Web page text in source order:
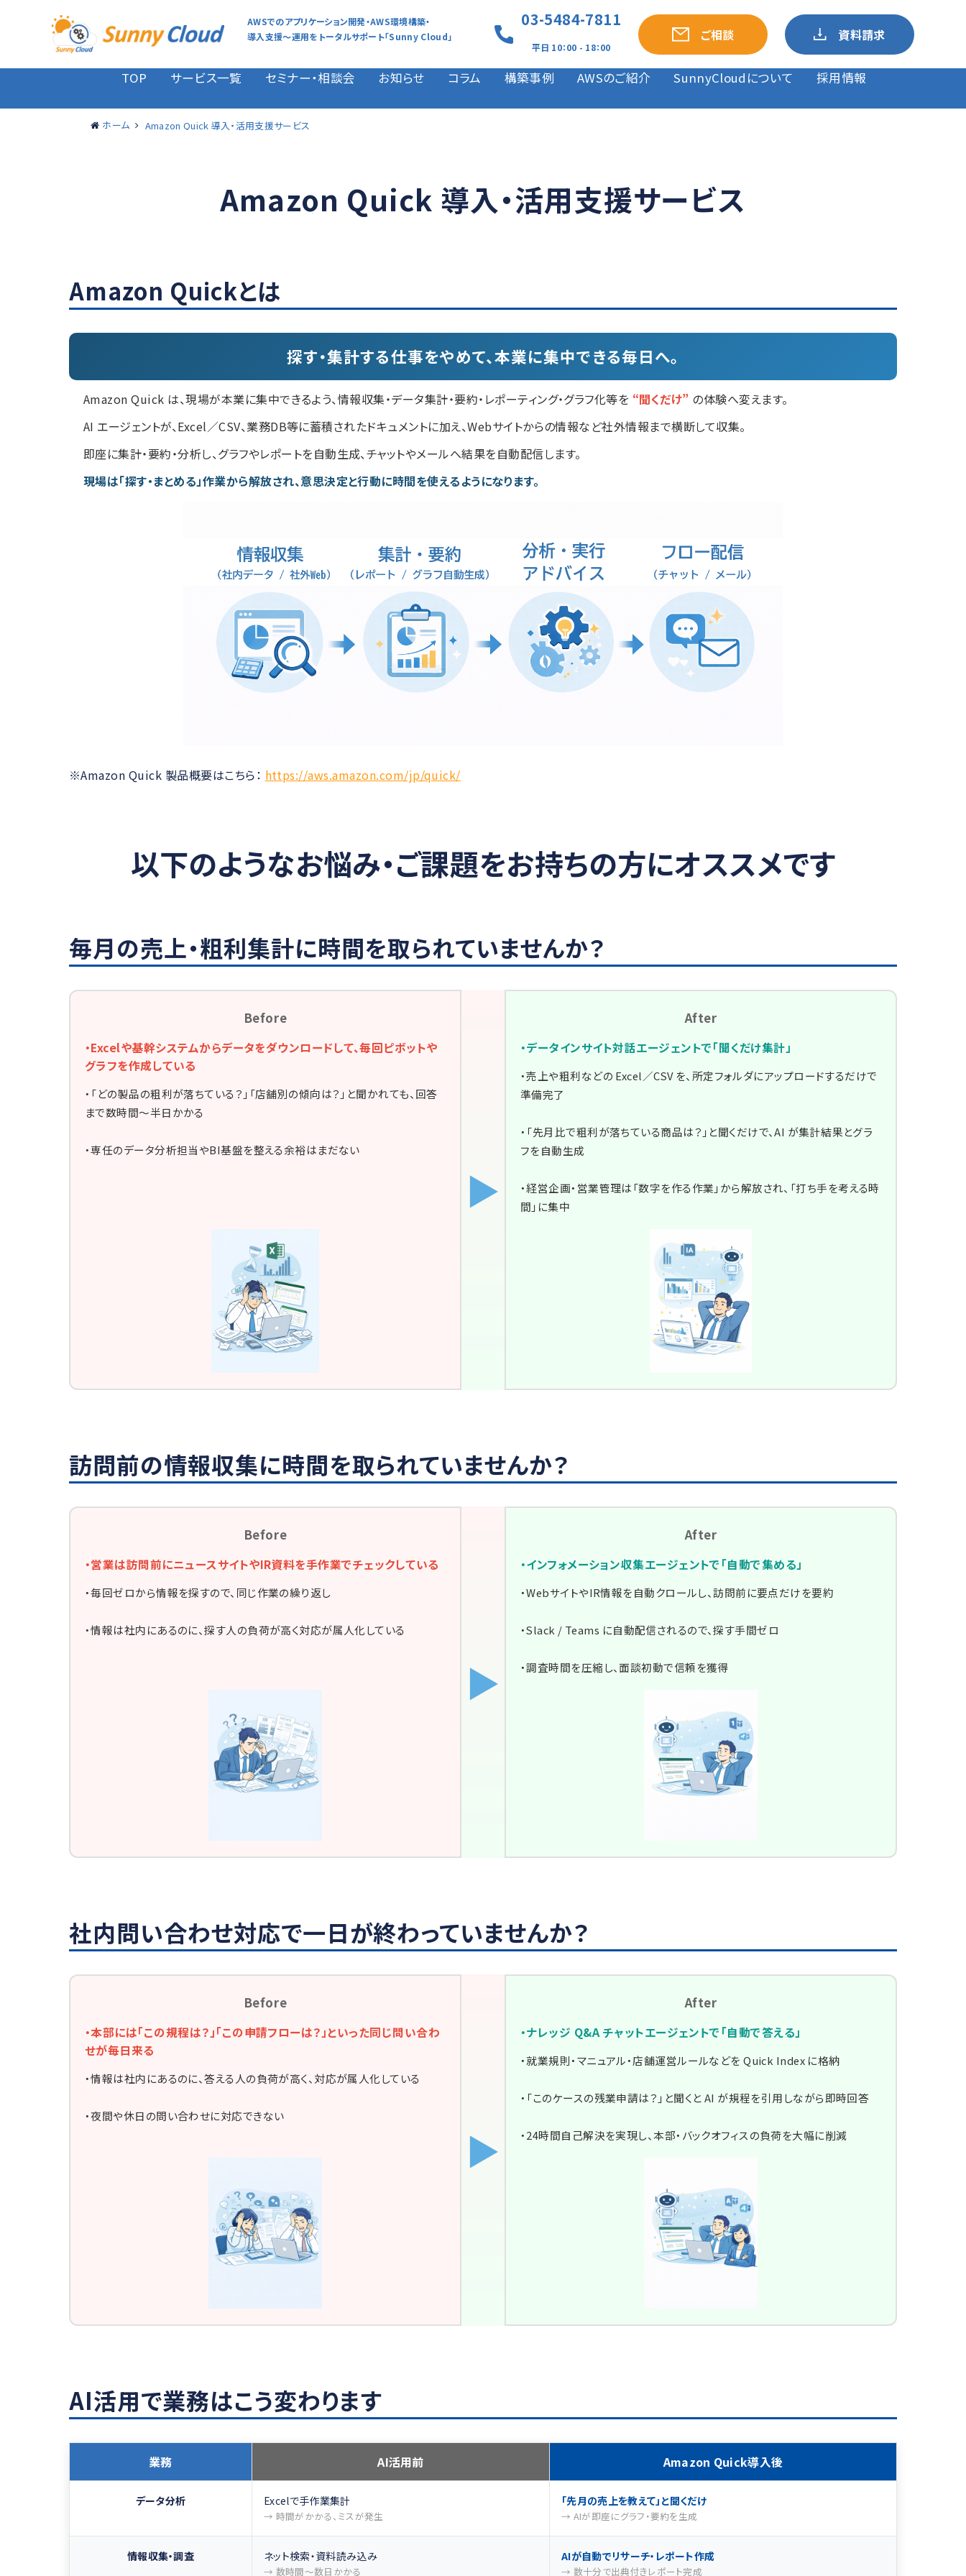
AWSでのアプリケーション開発・AWS環境構築・
導入支援～運用をトータルサポート「Sunny Cloud」
03-5484-7811
平日 10：00 - 18：00
ご相談 資料請求
TOP サービス一覧 セミナー・相談会 お知らせ コラム 構築事例 AWSのご紹介 SunnyCloudについて 採用情報
ホーム Amazon Quick 導入・活用支援サービス
Amazon Quick 導入・活用支援サービス
Amazon Quickとは
探す・集計する仕事をやめて、本業に集中できる毎日へ。
Amazon Quick は、現場が本業に集中できるよう、情報収集・データ集計・要約・レポーティング・グラフ化等を “聞くだけ” の体験へ変えます。
AI エージェントが、Excel／CSV、業務DB等に蓄積されたドキュメントに加え、Webサイトからの情報など社外情報まで横断して収集。
即座に集計・要約・分析し、グラフやレポートを自動生成、チャットやメールへ結果を自動配信します。
現場は「探す・まとめる」作業から解放され、意思決定と行動に時間を使えるようになります。
※Amazon Quick 製品概要はこちら： https://aws.amazon.com/jp/quick/
以下のようなお悩み・ご課題をお持ちの方にオススメです
毎月の売上・粗利集計に時間を取られていませんか？
Before
・Excelや基幹システムからデータをダウンロードして、毎回ピボットや
グラフを作成している
・「どの製品の粗利が落ちている？」「店舗別の傾向は？」と聞かれても、回答
まで数時間〜半日かかる
・専任のデータ分析担当やBI基盤を整える余裕はまだない
▶
After
・データインサイト対話エージェントで「聞くだけ集計」
・売上や粗利などの Excel／CSV を、所定フォルダにアップロードするだけで
準備完了
・「先月比で粗利が落ちている商品は？」と聞くだけで、AI が集計結果とグラ
フを自動生成
・経営企画・営業管理は「数字を作る作業」から解放され、「打ち手を考える時
間」に集中
訪問前の情報収集に時間を取られていませんか？
Before
・営業は訪問前にニュースサイトやIR資料を手作業でチェックしている
・毎回ゼロから情報を探すので、同じ作業の繰り返し
・情報は社内にあるのに、探す人の負荷が高く対応が属人化している
▶
After
・インフォメーション収集エージェントで「自動で集める」
・WebサイトやIR情報を自動クロールし、訪問前に要点だけを要約
・Slack / Teams に自動配信されるので、探す手間ゼロ
・調査時間を圧縮し、面談初動で信頼を獲得
社内問い合わせ対応で一日が終わっていませんか？
Before
・本部には「この規程は？」「この申請フローは？」といった同じ問い合わ
せが毎日来る
・情報は社内にあるのに、答える人の負荷が高く、対応が属人化している
・夜間や休日の問い合わせに対応できない
▶
After
・ナレッジ Q&A チャットエージェントで「自動で答える」
・就業規則・マニュアル・店舗運営ルールなどを Quick Index に格納
・「このケースの残業申請は？」と聞くと AI が規程を引用しながら即時回答
・24時間自己解決を実現し、本部・バックオフィスの負荷を大幅に削減
AI活用で業務はこう変わります
業務 AI活用前 Amazon Quick導入後
データ分析 Excelで手作業集計
→ 時間がかかる、ミスが発生
「先月の売上を教えて」と聞くだけ
→ AIが即座にグラフ・要約を生成
情報収集・調査 ネット検索・資料読み込み
→ 数時間〜数日かかる
AIが自動でリサーチ・レポート作成
→ 数十分で出典付きレポート完成